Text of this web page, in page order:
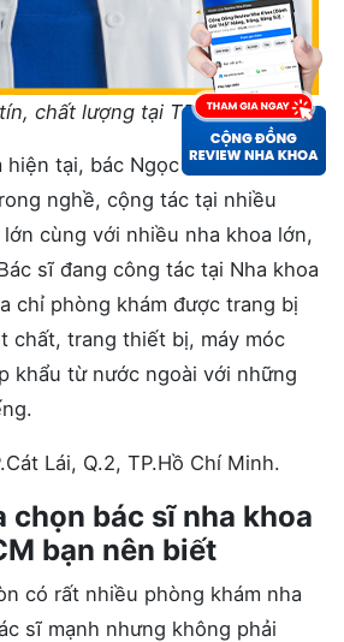
chất lượng tại TPHCM
tại, bác Ngọc đã có trên 10
nghề, cộng tác tại nhiều
cùng với nhiều nha khoa lớn,
sĩ đang công tác tại Nha khoa
chỉ phòng khám được trang bị
chất, trang thiết bị, máy móc
khẩu từ nước ngoài với những
Lái, Q.2, TP.Hồ Chí Minh.
chọn bác sĩ nha khoa
bạn nên biết
có rất nhiều phòng khám nha
sĩ mạnh nhưng không phải